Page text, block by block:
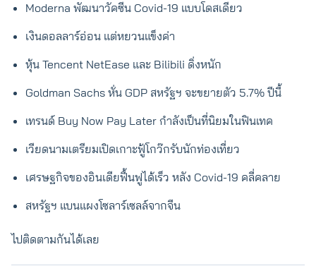
Moderna พัฒนาวัคซีน Covid-19 แบบโดสเดียว
เงินดอลลาร์อ่อน แต่หยวนแข็งค่า
หุ้น Tencent NetEase และ Bilibili ดิ่งหนัก
Goldman Sachs หั่น GDP สหรัฐฯ จะขยายตัว 5.7% ปีนี้
เทรนด์ Buy Now Pay Later กำลังเป็นที่นิยมในฟินเทค
เวียดนามเตรียมเปิดเกาะฟู้โกว๊กรับนักท่องเที่ยว
เศรษฐกิจของอินเดียฟื้นฟูได้เร็ว หลัง Covid-19 คลี่คลาย
สหรัฐฯ แบนแผงโซลาร์เซลล์จากจีน
ไปติดตามกันได้เลย